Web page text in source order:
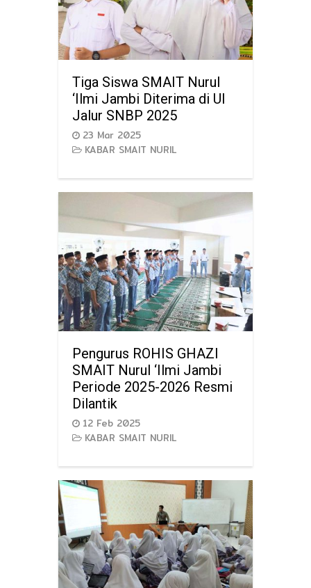
Tiga Siswa SMAIT Nurul
‘Ilmi Jambi Diterima di UI
Jalur SNBP 2025
23 Mar 2025
KABAR SMAIT NURIL
Pengurus ROHIS GHAZI
SMAIT Nurul ‘Ilmi Jambi
Periode 2025-2026 Resmi
Dilantik
12 Feb 2025
KABAR SMAIT NURIL